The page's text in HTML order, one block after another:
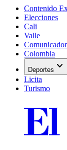
Contenido
Elecciones
Cali
Valle
Colombia
Deportes expand_more
Licita
Turismo